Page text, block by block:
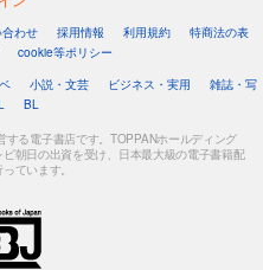
わせ 採用情報 利用規約
特商法の表
cookie等ポリシー
小説・文芸 ビジネス・実用
雑誌・写
BL
る電子書店です。TOPPANホールディング
朝日の出資を受け、日本最大級の電子書籍配
ています。